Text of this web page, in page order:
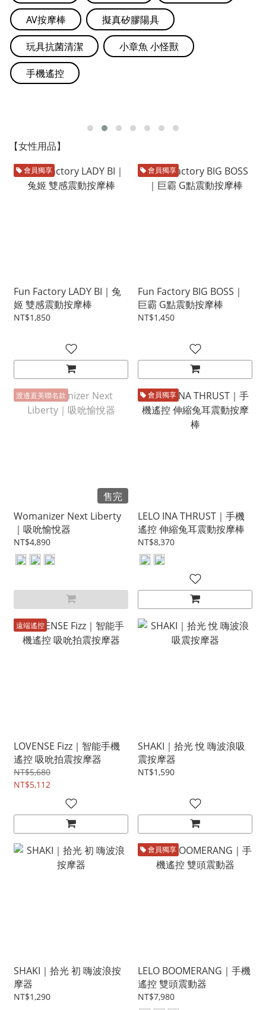
AV按摩棒 擬真矽膠陽具
玩具抗菌清潔 小章魚 小怪獸
手機遙控
【女性用品】
會員獨享
Fun Factory LADY BI｜兔
姬 雙感震動按摩棒
NT$1,850
會員獨享
Fun Factory BIG BOSS｜
巨霸 G點震動按摩棒
NT$1,450
渡邊直美聯名款
售完
Womanizer Next Liberty
｜吸吮愉悅器
NT$4,890
會員獨享
LELO INA THRUST｜手機
遙控 伸縮兔耳震動按摩棒
NT$8,370
遠端遙控
LOVENSE Fizz｜智能手機
遙控 吸吮拍震按摩器
NT$5,680
NT$5,112
SHAKI｜拾光 悅 嗨波浪吸
震按摩器
NT$1,590
SHAKI｜拾光 初 嗨波浪按
摩器
NT$1,290
會員獨享
LELO BOOMERANG｜手機
遙控 雙頭震動器
NT$7,980